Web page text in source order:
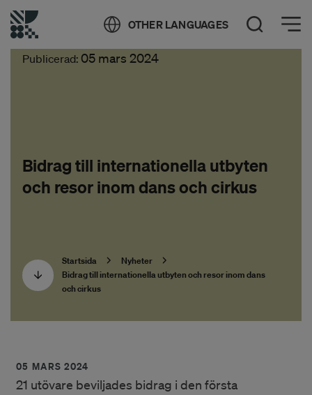
OTHER LANGUAGES Öppna sök
Öppna meny
Publicerad: 05 mars 2024
Bidrag till internationella utbyten
och resor inom dans och cirkus
Startsida
Nyheter
Bidrag till internationella utbyten och resor inom dans
och cirkus
05 MARS 2024
21 utövare beviljades bidrag i den första